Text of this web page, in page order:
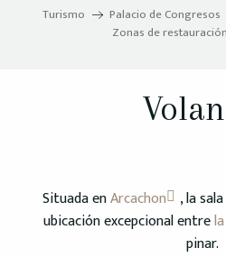
Turismo Palacio de Congresos
Zonas de restauración
Situada enArcachon
, la
ubicación excepcional entre
pinar.